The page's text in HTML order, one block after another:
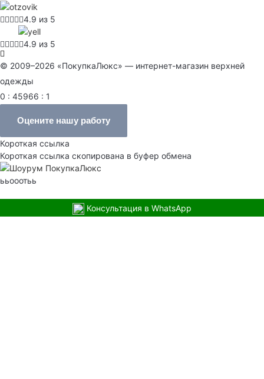
4.9 из 5
4.9 из 5
© 2009–2026 «ПокупкаЛюкс» — интернет-магазин верхней
одежды
0 : 45966 : 1
Оцените нашу работу
Короткая ссылка
Короткая ссылка скопирована в буфер обмена
ььооотьь
Консультация в WhatsApp